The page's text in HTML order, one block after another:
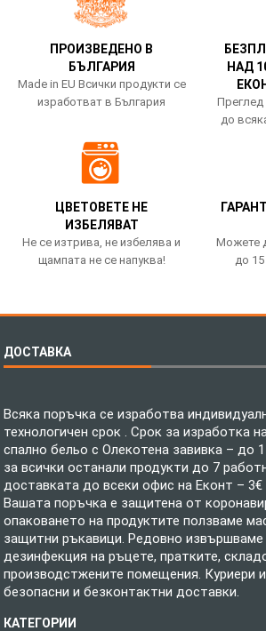
ПРОИЗВЕДЕНО В
БЪЛГАРИЯ
Made in EU Всички продукти се
изработват в България
НАД
Преглед
до
ЦВЕТОВЕТЕ НЕ
ИЗБЕЛЯВАТ
Не се изтрива, не избелява и
щампата не се напуква!
Можете
до
ДОСТАВКА
Всяка поръчка се изработва
технологичен срок . Срок за изработка
спално бельо с Олекотена завивка – до
за всички останали продукти до 7
доставката до всеки офис на Еконт –
Вашата поръчка е защитена от
опаковането на продуктите ползваме
защитни ръкавици. Редовно
дезинфекция на ръцете, пратките,
производстжените помещения. Куриери
безопасни и безконтактни доставки.
КАТЕГОРИИ